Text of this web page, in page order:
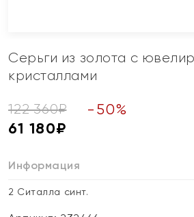
Серьги из золота с
кристаллами
122 360₽ - 50%
61 180₽
Информация
2 Ситалла синт.